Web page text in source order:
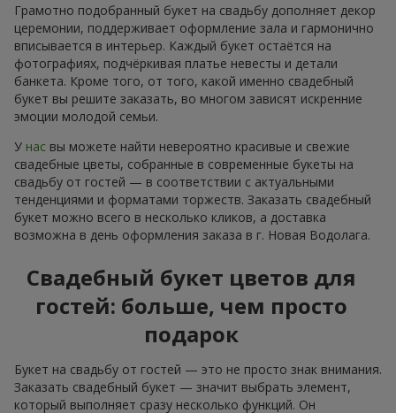
Грамотно подобранный букет на свадьбу дополняет декор
церемонии, поддерживает оформление зала и гармонично
вписывается в интерьер. Каждый букет остаётся на
фотографиях, подчёркивая платье невесты и детали
банкета. Кроме того, от того, какой именно свадебный
букет вы решите заказать, во многом зависят искренние
эмоции молодой семьи.
У нас вы можете найти невероятно красивые и свежие
свадебные цветы, собранные в современные букеты на
свадьбу от гостей — в соответствии с актуальными
тенденциями и форматами торжеств. Заказать свадебный
букет можно всего в несколько кликов, а доставка
возможна в день оформления заказа в г. Новая Водолага.
Свадебный букет цветов для
гостей: больше, чем просто
подарок
Букет на свадьбу от гостей — это не просто знак внимания.
Заказать свадебный букет — значит выбрать элемент,
который выполняет сразу несколько функций. Он